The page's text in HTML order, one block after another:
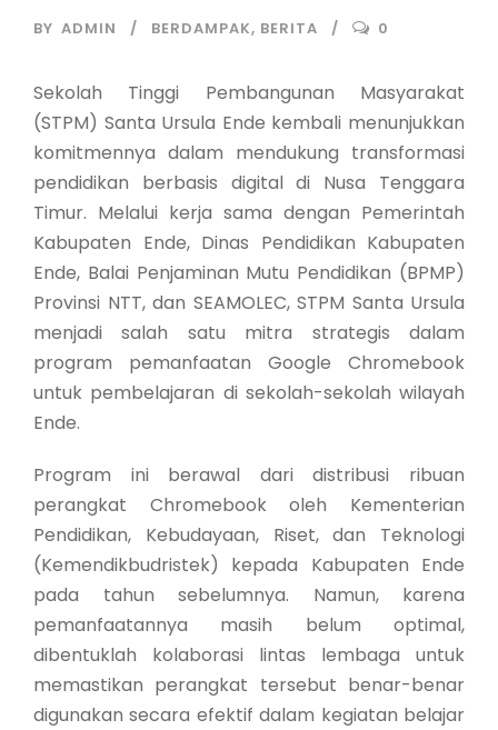
BY ADMIN BERDAMPAK, BERITA 0
Sekolah Tinggi Pembangunan Masyarakat
(STPM) Santa Ursula Ende kembali menunjukkan
komitmennya dalam mendukung transformasi
pendidikan berbasis digital di Nusa Tenggara
Timur. Melalui kerja sama dengan Pemerintah
Kabupaten Ende, Dinas Pendidikan Kabupaten
Ende, Balai Penjaminan Mutu Pendidikan (BPMP)
Provinsi NTT, dan SEAMOLEC, STPM Santa Ursula
menjadi salah satu mitra strategis dalam
program pemanfaatan Google Chromebook
untuk pembelajaran di sekolah-sekolah wilayah
Ende.
Program ini berawal dari distribusi ribuan
perangkat Chromebook oleh Kementerian
Pendidikan, Kebudayaan, Riset, dan Teknologi
(Kemendikbudristek) kepada Kabupaten Ende
pada tahun sebelumnya. Namun, karena
pemanfaatannya masih belum optimal,
dibentuklah kolaborasi lintas lembaga untuk
memastikan perangkat tersebut benar-benar
digunakan secara efektif dalam kegiatan belajar